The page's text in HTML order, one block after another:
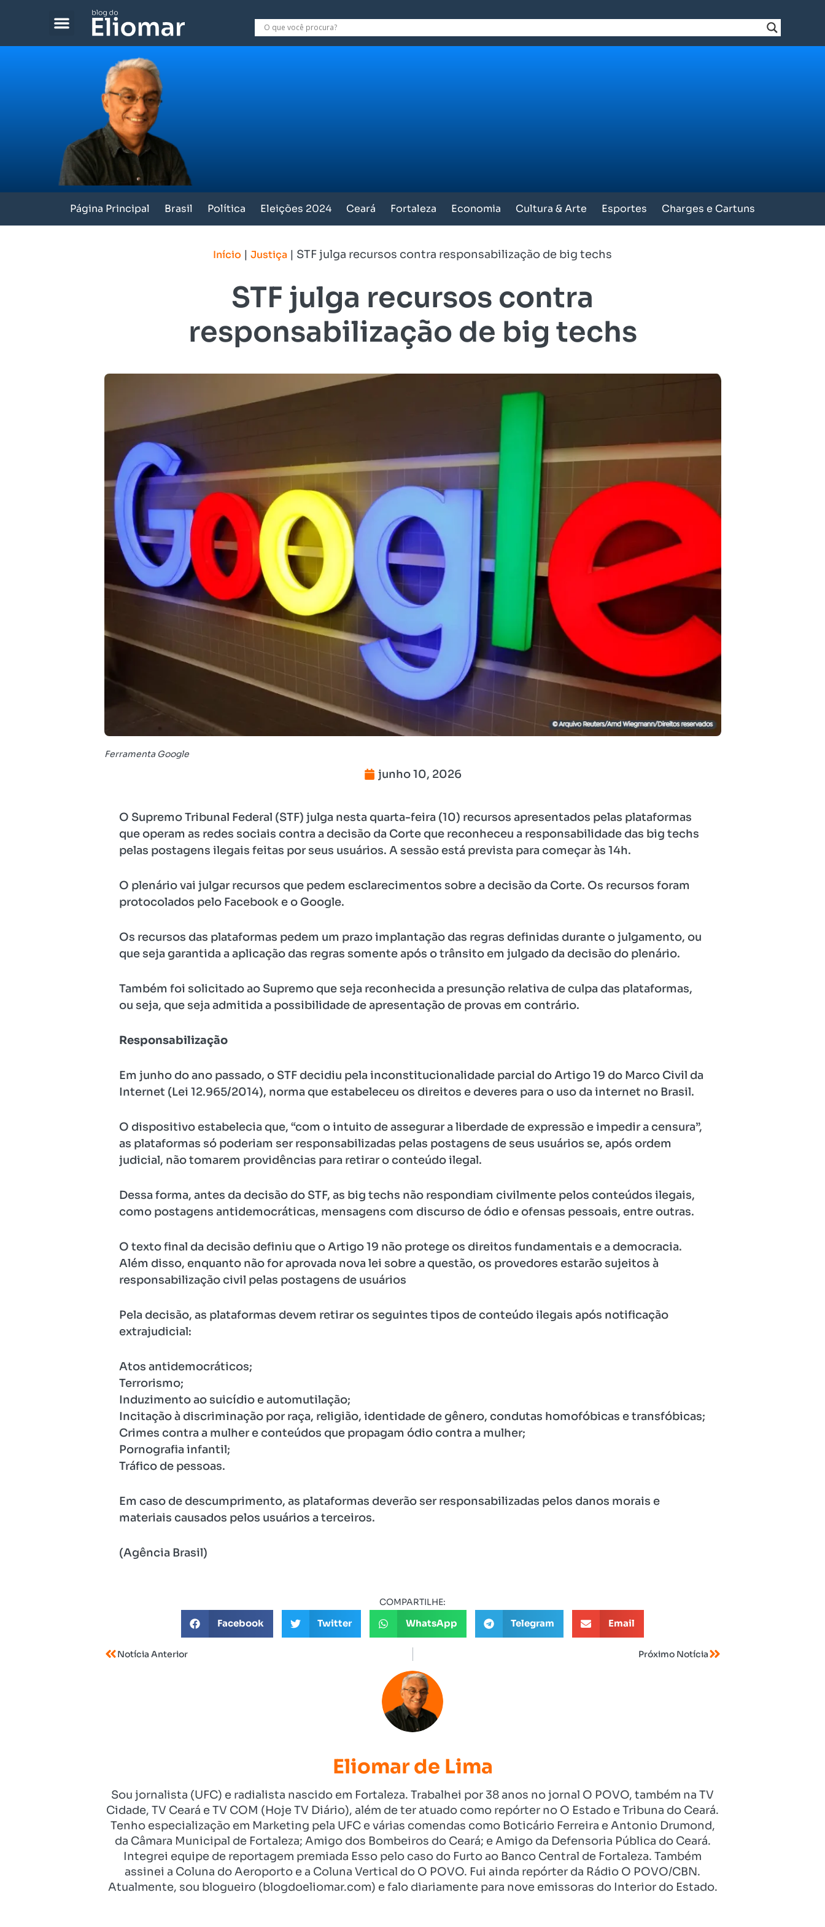
Página Principal Brasil Política Eleições 2024 Ceará Fortaleza Economia Cultura & Arte Esportes Charges e Cartuns
Início | Justiça | STF julga recursos contra responsabilização de big techs
STF julga recursos contra
responsabilização de big techs
Ferramenta Google
junho 10, 2026
O Supremo Tribunal Federal (STF) julga nesta quarta-feira (10) recursos apresentados pelas plataformas
que operam as redes sociais contra a decisão da Corte que reconheceu a responsabilidade das big techs
pelas postagens ilegais feitas por seus usuários. A sessão está prevista para começar às 14h.
O plenário vai julgar recursos que pedem esclarecimentos sobre a decisão da Corte. Os recursos foram
protocolados pelo Facebook e o Google.
Os recursos das plataformas pedem um prazo implantação das regras definidas durante o julgamento, ou
que seja garantida a aplicação das regras somente após o trânsito em julgado da decisão do plenário.
Também foi solicitado ao Supremo que seja reconhecida a presunção relativa de culpa das plataformas,
ou seja, que seja admitida a possibilidade de apresentação de provas em contrário.
Responsabilização
Em junho do ano passado, o STF decidiu pela inconstitucionalidade parcial do Artigo 19 do Marco Civil da
Internet (Lei 12.965/2014), norma que estabeleceu os direitos e deveres para o uso da internet no Brasil.
O dispositivo estabelecia que, “com o intuito de assegurar a liberdade de expressão e impedir a censura”,
as plataformas só poderiam ser responsabilizadas pelas postagens de seus usuários se, após ordem
judicial, não tomarem providências para retirar o conteúdo ilegal.
Dessa forma, antes da decisão do STF, as big techs não respondiam civilmente pelos conteúdos ilegais,
como postagens antidemocráticas, mensagens com discurso de ódio e ofensas pessoais, entre outras.
O texto final da decisão definiu que o Artigo 19 não protege os direitos fundamentais e a democracia.
Além disso, enquanto não for aprovada nova lei sobre a questão, os provedores estarão sujeitos à
responsabilização civil pelas postagens de usuários
Pela decisão, as plataformas devem retirar os seguintes tipos de conteúdo ilegais após notificação
extrajudicial:
Atos antidemocráticos;
Terrorismo;
Induzimento ao suicídio e automutilação;
Incitação à discriminação por raça, religião, identidade de gênero, condutas homofóbicas e transfóbicas;
Crimes contra a mulher e conteúdos que propagam ódio contra a mulher;
Pornografia infantil;
Tráfico de pessoas.
Em caso de descumprimento, as plataformas deverão ser responsabilizadas pelos danos morais e
materiais causados pelos usuários a terceiros.
(Agência Brasil)
COMPARTILHE:
Facebook Twitter WhatsApp Telegram Email
Notícia Anterior Próximo Notícia
Eliomar de Lima
Sou jornalista (UFC) e radialista nascido em Fortaleza. Trabalhei por 38 anos no jornal O POVO, também na TV
Cidade, TV Ceará e TV COM (Hoje TV Diário), além de ter atuado como repórter no O Estado e Tribuna do Ceará.
Tenho especialização em Marketing pela UFC e várias comendas como Boticário Ferreira e Antonio Drumond,
da Câmara Municipal de Fortaleza; Amigo dos Bombeiros do Ceará; e Amigo da Defensoria Pública do Ceará.
Integrei equipe de reportagem premiada Esso pelo caso do Furto ao Banco Central de Fortaleza. Também
assinei a Coluna do Aeroporto e a Coluna Vertical do O POVO. Fui ainda repórter da Rádio O POVO/CBN.
Atualmente, sou blogueiro (blogdoeliomar.com) e falo diariamente para nove emissoras do Interior do Estado.